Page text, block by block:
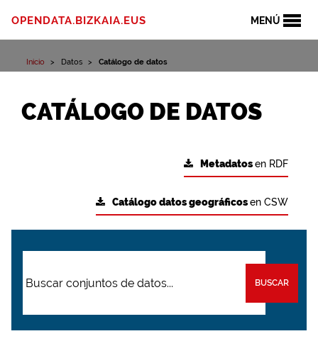
MENÚ
OPENDATA.BIZKAIA.EUS
Inicio Datos Catálogo de datos
CATÁLOGO DE DATOS
Metadatosen RDF
Catálogo datos geográficosen CSW
BUSCAR